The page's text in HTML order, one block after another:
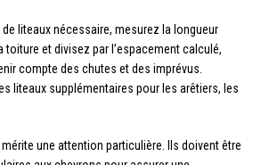
liteaux nécessaire, mesurez la longueur
toiture et divisez par l’espacement calculé,
compte des chutes et des imprévus.
liteaux supplémentaires pour les arêtiers, les
mérite une attention particulière. Ils doivent être